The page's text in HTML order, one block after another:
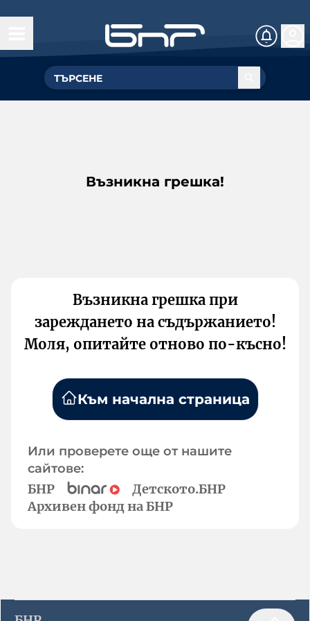
Възникна грешка!
Възникна грешка при
зареждането на съдържанието!
Моля, опитайте отново по-късно!
Към начална страница
Или проверете още от нашите
сайтове:
БНР
Детското.БНР
Архивен фонд на БНР